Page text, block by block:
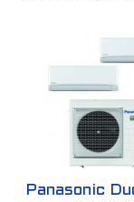
Panasonic